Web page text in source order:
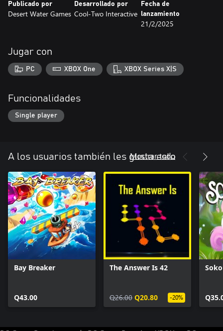
Publicado por
Desert Water Games
Desarrollado por
Cool-Two Interactive
Fecha de
lanzamiento
21/2/2025
Jugar con
PC XBOX One XBOX Series X|S
Funcionalidades
Single player
A los usuarios también les gusta esto
Mostrar todo
Bay Breaker
Q43.00
The Answer Is 42
Q26.00 Q20.80 -20%